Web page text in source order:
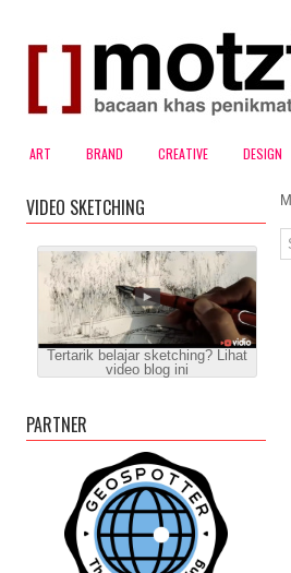
ART BRAND CREATIVE DESIGN
VIDEO SKETCHING
Tertarik belajar sketching? Lihat
video blog ini
PARTNER